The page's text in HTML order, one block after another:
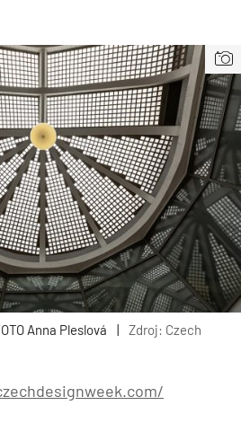
Anna Pleslová |
Zdroj: Czech